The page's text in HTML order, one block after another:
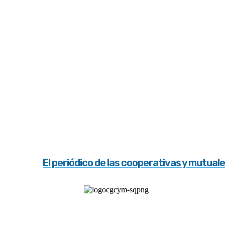
El periódico de las cooperativas y